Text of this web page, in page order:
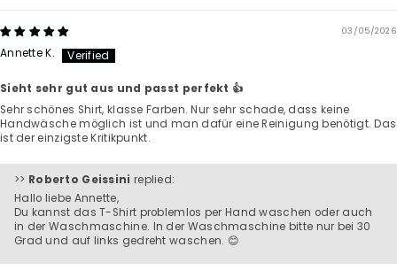
03/05/2026
Annette K.
Sieht sehr gut aus und passt perfekt 👍
Sehr schönes Shirt, klasse Farben. Nur sehr schade, dass keine
Handwäsche möglich ist und man dafür eine Reinigung benötigt. Das
ist der einzigste Kritikpunkt.
>> Roberto Geissini replied:
Hallo liebe Annette,
Du kannst das T-Shirt problemlos per Hand waschen oder auch
in der Waschmaschine. In der Waschmaschine bitte nur bei 30
Grad und auf links gedreht waschen. 😊